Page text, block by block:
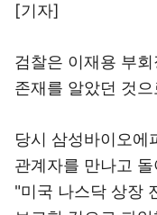
[기자]
검찰은 이재용 부
존재를 알았던 것
당시 삼성바이오에
관계자를 만나고
"미국 나스닥 상장